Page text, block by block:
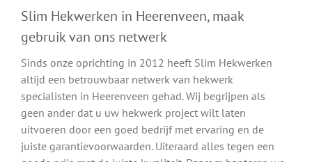
Slim Hekwerken in Heerenveen, maak
gebruik van ons netwerk
Sinds onze oprichting in 2012 heeft Slim Hekwerken
altijd een betrouwbaar netwerk van hekwerk
specialisten in Heerenveen gehad. Wij begrijpen als
geen ander dat u uw hekwerk project wilt laten
uitvoeren door een goed bedrijf met ervaring en de
juiste garantievoorwaarden. Uiteraard alles tegen een